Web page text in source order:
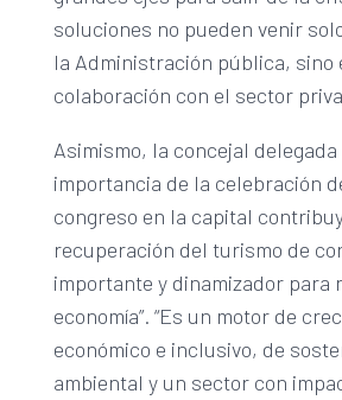
soluciones no pueden venir
la Administración pública, sino
colaboración con el sector
Asimismo, la concejal
importancia de la celebración
congreso en la capital
recuperación del turismo de
importante y dinamizador para
economía”. “Es un motor de
económico e inclusivo, de
ambiental y un sector con